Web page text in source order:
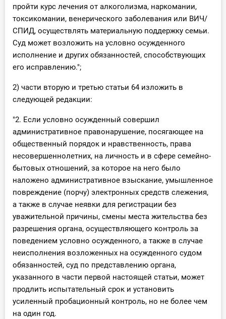
пройти курс лечения от алкоголизма, наркомании,
токсикомании, венерического заболевания или ВИЧ/
СПИД, осуществлять материальную поддержку семьи.
Суд может возложить на условно осужденного
исполнение и других обязанностей, способствующих
его исправлению.";
2) части вторую и третью статьи 64 изложить в
следующей редакции:
"2. Если условно осужденный совершил
административное правонарушение, посягающее на
общественный порядок и нравственность, права
несовершеннолетних, на личность и в сфере семейно-
бытовых отношений, за которое на него было
наложено административное взыскание, умышленное
повреждение (порчу) электронных средств слежения,
а также в случае неявки для регистрации без
уважительной причины, смены места жительства без
разрешения органа, осуществляющего контроль за
поведением условно осужденного, а также в случае
неисполнения возложенных на осужденного судом
обязанностей, суд по представлению органа,
указанного в части первой настоящей статьи, может
продлить испытательный срок и установить
усиленный пробационный контроль, но не более чем
на один год.